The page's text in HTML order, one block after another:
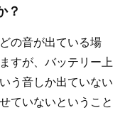
？
の音が出ている場
すが、バッテリー上
う音しか出ていない
ていないということ